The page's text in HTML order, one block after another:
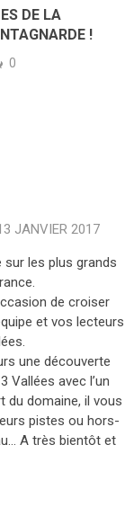
DE LA
!
0
JANVIER 2017
les plus grands
de croiser
et vos lecteurs
une découverte
Vallées avec l’un
du domaine, il vous
pistes ou hors-
A très bientôt et